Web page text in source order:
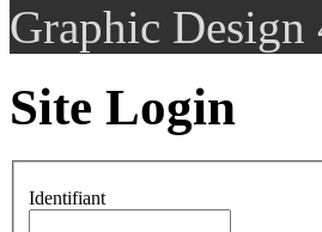
Graphic Design
Site Login
Identifiant